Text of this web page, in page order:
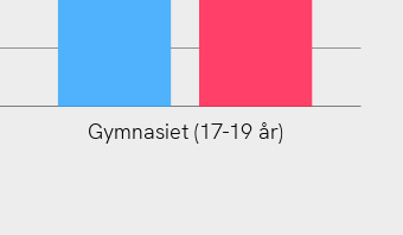
Gymnasiet (17-19 år)